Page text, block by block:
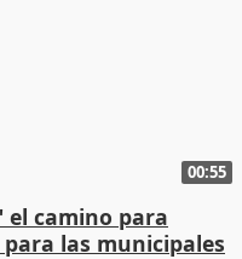
00:55
el camino para
las municipales